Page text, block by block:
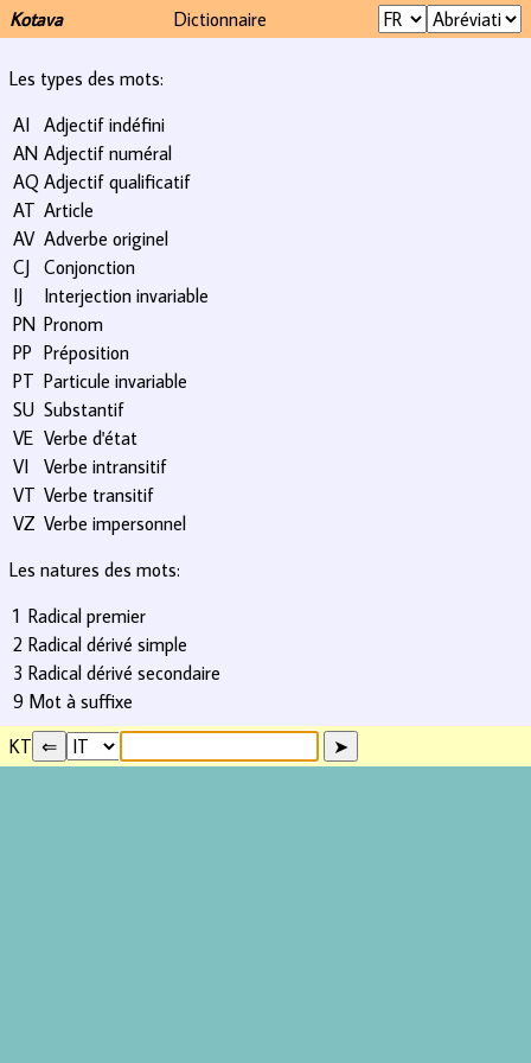
Kotava Dictionnaire
Les types des mots:
AI Adjectif indéfini
AN Adjectif numéral
AQ Adjectif qualificatif
AT Article
AV Adverbe originel
CJ Conjonction
IJ
Interjection invariable
PN Pronom
PP Préposition
PT Particule invariable
SU Substantif
VE Verbe d'état
VI
Verbe intransitif
VT Verbe transitif
VZ Verbe impersonnel
Les natures des mots:
1 Radical premier
2 Radical dérivé simple
3 Radical dérivé secondaire
9 Mot à suffixe
KT